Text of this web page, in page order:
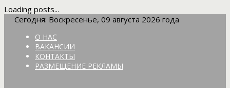
Loading posts...
Сегодня: Воскресенье, 09 августа 2026 года
О НАС
ВАКАНСИИ
КОНТАКТЫ
РАЗМЕЩЕНИЕ РЕКЛАМЫ